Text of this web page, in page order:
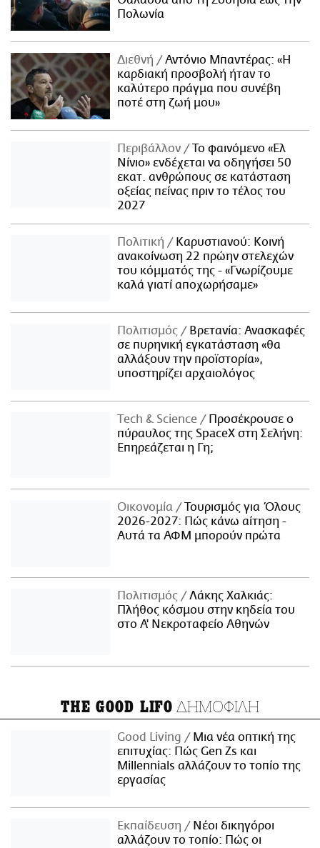
Πολωνία
Διεθνή
Αντόνιο Μπαντέρας: «Η
καρδιακή προσβολή ήταν το
καλύτερο πράγμα που συνέβη
ποτέ στη ζωή μου»
Περιβάλλον
Το φαινόμενο «Ελ
Νίνιο» ενδέχεται να οδηγήσει 50
εκατ. ανθρώπους σε κατάσταση
οξείας πείνας πριν το τέλος του
2027
Πολιτική
Καρυστιανού: Κοινή
ανακοίνωση 22 πρώην στελεχών
του κόμματός της - «Γνωρίζουμε
καλά γιατί αποχωρήσαμε»
Πολιτισμός
Βρετανία: Ανασκαφές
σε πυρηνική εγκατάσταση «θα
αλλάξουν την προϊστορία»,
υποστηρίζει αρχαιολόγος
Τech & Science
Προσέκρουσε ο
πύραυλος της SpaceX στη Σελήνη:
Επηρεάζεται η Γη;
Οικονομία
Τουρισμός για Όλους
2026-2027: Πώς κάνω αίτηση -
Αυτά τα ΑΦΜ μπορούν πρώτα
Πολιτισμός
Λάκης Χαλκιάς:
Πλήθος κόσμου στην κηδεία του
στο Α' Νεκροταφείο Αθηνών
THE GOOD LIFO ΔΗΜΟΦΙΛΗ
Good Living
Μια νέα οπτική της
επιτυχίας: Πώς Gen Zs και
Millennials αλλάζουν το τοπίο της
εργασίας
Εκπαίδευση
Νέοι δικηγόροι
αλλάζουν το τοπίο: Πώς οι